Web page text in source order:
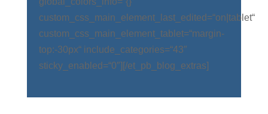
custom_css_main_element_last_edited=“on|tablet“
custom_css_main_element_tablet=“margin-
top:-30px“ include_categories=“43″
sticky_enabled=“0″][/et_pb_blog_extras]